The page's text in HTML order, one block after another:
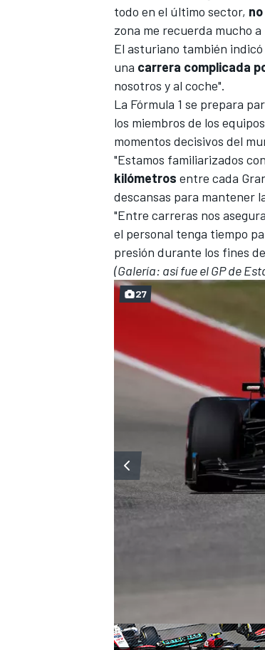
MÁS CATEGORÍAS
todo en el último sector,
zona me recuerda mucho
El asturiano también
una carrera complicada
nosotros y al coche".
La Fórmula 1 se prepara
los miembros de los
momentos decisivos del
"Estamos familiarizados
kilómetros entre cada
descansas para mantener
"Entre carreras nos
el personal tenga tiempo
presión durante los fines
(Galería: así fue el GP de
27